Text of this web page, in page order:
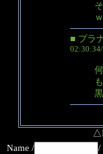
ｗ
■ プラ
Name /
/